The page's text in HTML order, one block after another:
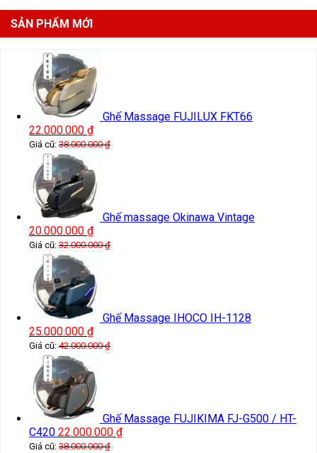
SẢN PHẨM MỚI
Ghế Massage FUJILUX FKT66
22.000.000 ₫
Giá cũ: 38.000.000₫
Ghế massage Okinawa Vintage
20.000.000 ₫
Giá cũ: 32.000.000₫
Ghế Massage IHOCO IH-1128
25.000.000 ₫
Giá cũ: 42.000.000₫
Ghế Massage FUJIKIMA FJ-G500 / HT-
C420 22.000.000 ₫
Giá cũ: 38.000.000₫